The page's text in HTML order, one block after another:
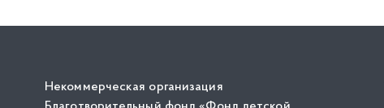
Некоммерческая организация